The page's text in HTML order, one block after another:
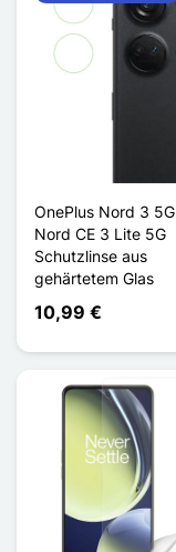
OnePlus Nord 3
Nord CE 3 Lite 5G
Schutzlinse aus
gehärtetem Glas
10,99 €